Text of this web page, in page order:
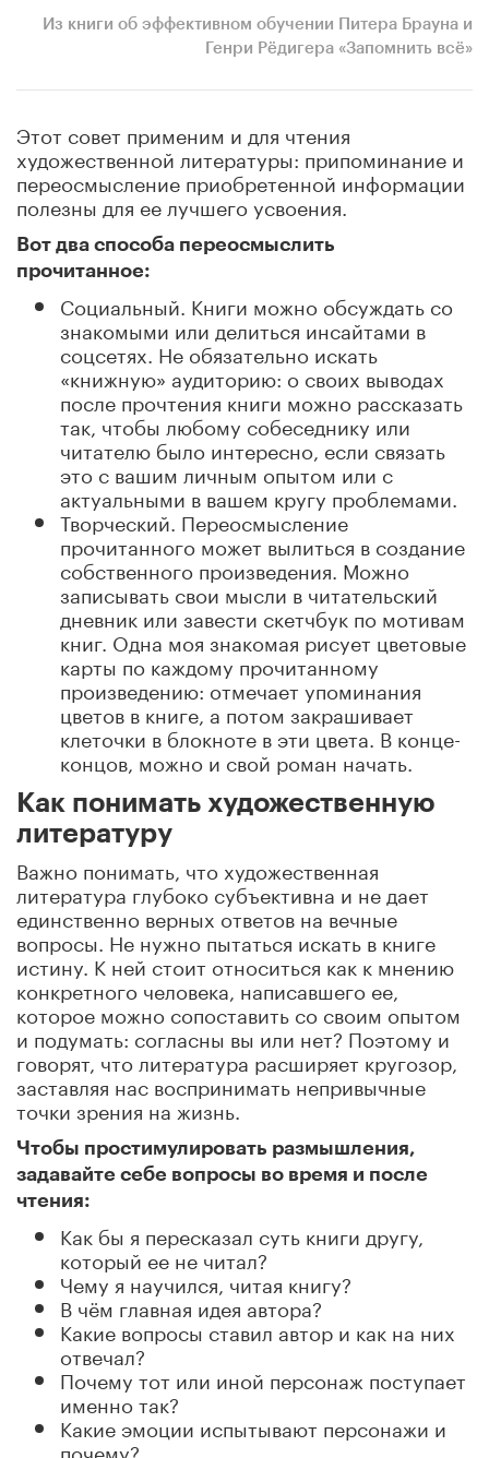
Из книги об эффективном обучении Питера Брауна и
Генри Рёдигера «Запомнить всё»
Этот совет применим и для чтения
художественной литературы: припоминание и
переосмысление приобретенной информации
полезны для ее лучшего усвоения.
Вот два способа переосмыслить
прочитанное:
Социальный. Книги можно обсуждать со
знакомыми или делиться инсайтами в
соцсетях. Не обязательно искать
«книжную» аудиторию: о своих выводах
после прочтения книги можно рассказать
так, чтобы любому собеседнику или
читателю было интересно, если связать
это с вашим личным опытом или с
актуальными в вашем кругу проблемами.
Творческий. Переосмысление
прочитанного может вылиться в создание
собственного произведения. Можно
записывать свои мысли в читательский
дневник или завести скетчбук по мотивам
книг. Одна моя знакомая рисует цветовые
карты по каждому прочитанному
произведению: отмечает упоминания
цветов в книге, а потом закрашивает
клеточки в блокноте в эти цвета. В конце-
концов, можно и свой роман начать.
Как понимать художественную
литературу
Важно понимать, что художественная
литература глубоко субъективна и не дает
единственно верных ответов на вечные
вопросы. Не нужно пытаться искать в книге
истину. К ней стоит относиться как к мнению
конкретного человека, написавшего ее,
которое можно сопоставить со своим опытом
и подумать: согласны вы или нет? Поэтому и
говорят, что литература расширяет кругозор,
заставляя нас воспринимать непривычные
точки зрения на жизнь.
Чтобы простимулировать размышления,
задавайте себе вопросы во время и после
чтения:
Как бы я пересказал суть книги другу,
который ее не читал?
Чему я научился, читая книгу?
В чём главная идея автора?
Какие вопросы ставил автор и как на них
отвечал?
Почему тот или иной персонаж поступает
именно так?
Какие эмоции испытывают персонажи и
почему?